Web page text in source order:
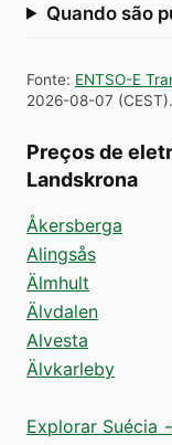
Quando são
Fonte: ENTSO-E
2026-08-07 (CEST).
Preços de
Landskrona
Åkersberga
Alingsås
Älmhult
Älvdalen
Alvesta
Älvkarleby
Explorar Suécia